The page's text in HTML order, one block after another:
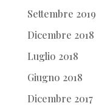
Settembre 2019
Dicembre 2018
Luglio 2018
Giugno 2018
Dicembre 2017